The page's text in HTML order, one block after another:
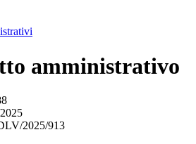
amministrativo
2025/913